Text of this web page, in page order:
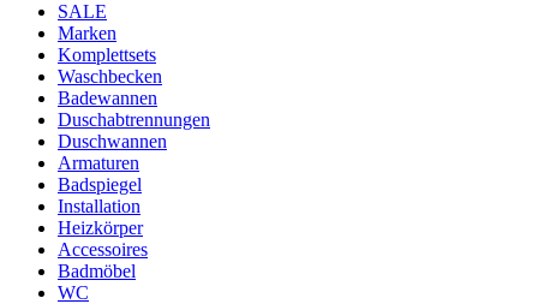
SALE
Marken
Komplettsets
Waschbecken
Badewannen
Duschabtrennungen
Duschwannen
Armaturen
Badspiegel
Installation
Heizkörper
Accessoires
Badmöbel
WC